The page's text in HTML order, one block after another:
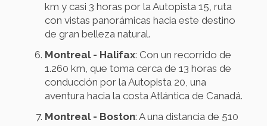
km y casi 3 horas por la Autopista 15, ruta
con vistas panorámicas hacia este destino
de gran belleza natural.
Montreal - Halifax: Con un recorrido de
1.260 km, que toma cerca de 13 horas de
conducción por la Autopista 20, una
aventura hacia la costa Atlántica de Canadá.
Montreal - Boston: A una distancia de 510